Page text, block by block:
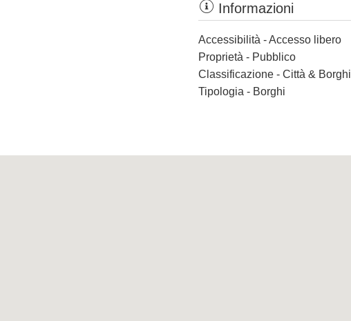
Informazioni
Accessibilità - Accesso libero
Proprietà - Pubblico
Classificazione - Città & Borghi
Tipologia - Borghi